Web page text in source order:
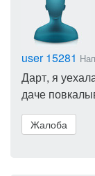
user 15281
Дарт, я
даче
Жалоба